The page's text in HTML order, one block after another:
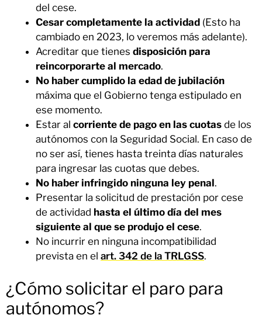
del cese.
Cesar completamente la actividad (Esto ha
cambiado en 2023, lo veremos más adelante).
Acreditar que tienes disposición para
reincorporarte al mercado.
No haber cumplido la edad de jubilación
máxima que el Gobierno tenga estipulado en
ese momento.
Estar al corriente de pago en las cuotas de los
autónomos con la Seguridad Social. En caso de
no ser así, tienes hasta treinta días naturales
para ingresar las cuotas que debes.
No haber infringido ninguna ley penal.
Presentar la solicitud de prestación por cese
de actividad hasta el último día del mes
siguiente al que se produjo el cese.
No incurrir en ninguna incompatibilidad
prevista en el art. 342 de la TRLGSS.
¿Cómo solicitar el paro para
autónomos?